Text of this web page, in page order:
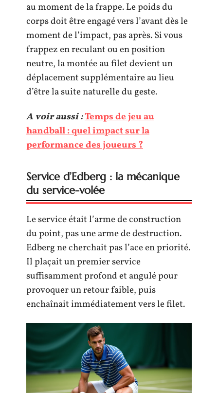
au moment de la frappe. Le poids du
corps doit être engagé vers l’avant dès le
moment de l’impact, pas après. Si vous
frappez en reculant ou en position
neutre, la montée au filet devient un
déplacement supplémentaire au lieu
d’être la suite naturelle du geste.
A voir aussi :Temps de jeu au
handball : quel impact sur la
performance des joueurs ?
Service d’Edberg : la mécanique
du service-volée
Le service était l’arme de construction
du point, pas une arme de destruction.
Edberg ne cherchait pas l’ace en priorité.
Il plaçait un premier service
suffisamment profond et angulé pour
provoquer un retour faible, puis
enchaînait immédiatement vers le filet.